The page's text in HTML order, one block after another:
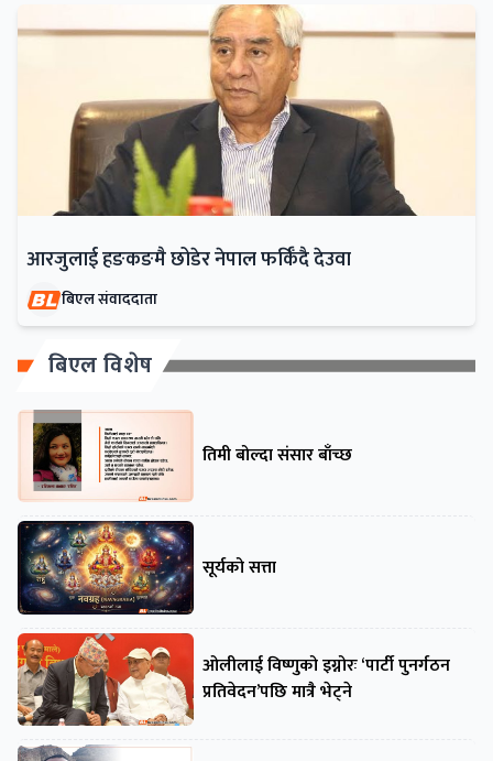
आरजुलाई हङकङमै छोडेर नेपाल फर्किँदै देउवा
बिएल संवाददाता
बिएल विशेष
तिमी बोल्दा संसार बाँच्छ
सूर्यको सत्ता
ओलीलाई विष्णुको इग्नोरः ‘पार्टी पुनर्गठन
प्रतिवेदन’पछि मात्रै भेट्ने